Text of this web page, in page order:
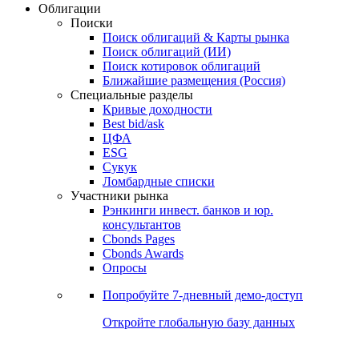
Облигации
Поиски
Поиск облигаций & Карты рынка
Поиск облигаций (ИИ)
Поиск котировок облигаций
Ближайшие размещения (Россия)
Специальные разделы
Кривые доходности
Best bid/ask
ЦФА
ESG
Сукук
Ломбардные списки
Участники рынка
Рэнкинги инвест. банков и юр.
консультантов
Cbonds Pages
Cbonds Awards
Опросы
Попробуйте 7-дневный демо-доступ
Откройте глобальную базу данных